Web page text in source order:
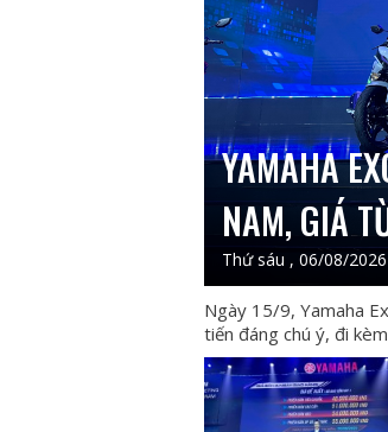
YAMAHA
NAM, GIÁ
Thứ sáu , 06/08/
Ngày 15/9, Yamaha
tiến đáng chú ý, đi